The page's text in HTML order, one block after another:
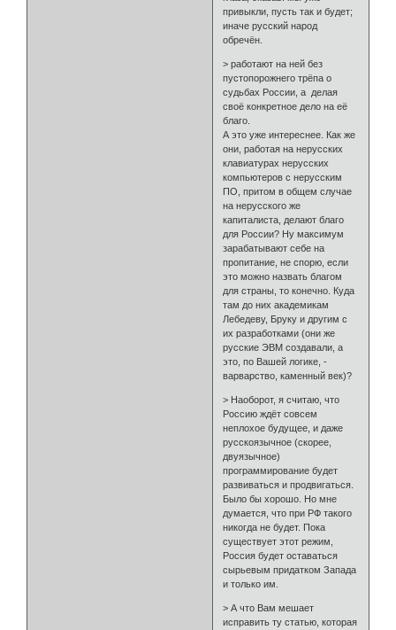
привыкли, пусть так и будет;
иначе русский народ
обречён.
> работают на ней без
пустопорожнего трёпа о
судьбах России, а делая
своё конкретное дело на её
благо.
А это уже интереснее. Как же
они, работая на нерусских
клавиатурах нерусских
компьютеров с нерусским
ПО, притом в общем случае
на нерусского же
капиталиста, делают благо
для России? Ну максимум
зарабатывают себе на
пропитание, не спорю, если
это можно назвать благом
для страны, то конечно. Куда
там до них академикам
Лебедеву, Бруку и другим с
их разработками (они же
русские ЭВМ создавали, а
это, по Вашей логике, -
варварство, каменный век)?
> Наоборот, я считаю, что
Россию ждёт совсем
неплохое будущее, и даже
русскоязычное (скорее,
двуязычное)
программирование будет
развиваться и продвигаться.
Было бы хорошо. Но мне
думается, что при РФ такого
никогда не будет. Пока
существует этот режим,
Россия будет оставаться
сырьевым придатком Запада
и только им.
> А что Вам мешает
исправить ту статью, которая